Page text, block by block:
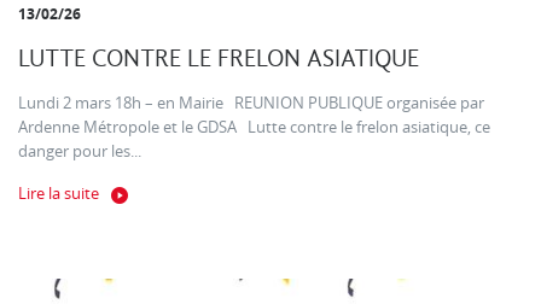
13/02/26
LUTTE CONTRE LE FRELON ASIATIQUE
Lundi 2 mars 18h – en Mairie REUNION PUBLIQUE organisée par
Ardenne Métropole et le GDSA Lutte contre le frelon asiatique, ce
danger pour les...
Lire la suite